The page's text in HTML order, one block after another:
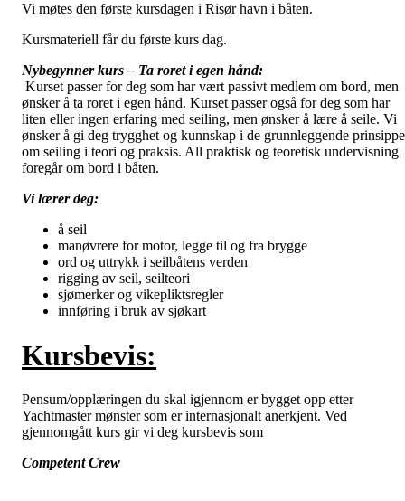
Vi møtes den første kursdagen i Risør havn i båten.
Kursmateriell får du første kurs dag.
Nybegynner kurs – Ta roret i egen hånd:
Kurset passer for deg som har vært passivt medlem om bord, men
ønsker å ta roret i egen hånd. Kurset passer også for deg som har
liten eller ingen erfaring med seiling, men ønsker å lære å seile. Vi
ønsker å gi deg trygghet og kunnskap i de grunnleggende
om seiling i teori og praksis. All praktisk og teoretisk undervisning
foregår om bord i båten.
Vi lærer deg:
å seil
manøvrere for motor, legge til og fra brygge
ord og uttrykk i seilbåtens verden
rigging av seil, seilteori
sjømerker og vikepliktsregler
innføring i bruk av sjøkart
Kursbevis:
Pensum/opplæringen du skal igjennom er bygget opp etter
Yachtmaster mønster som er internasjonalt anerkjent. Ved
gjennomgått kurs gir vi deg kursbevis som
Competent Crew